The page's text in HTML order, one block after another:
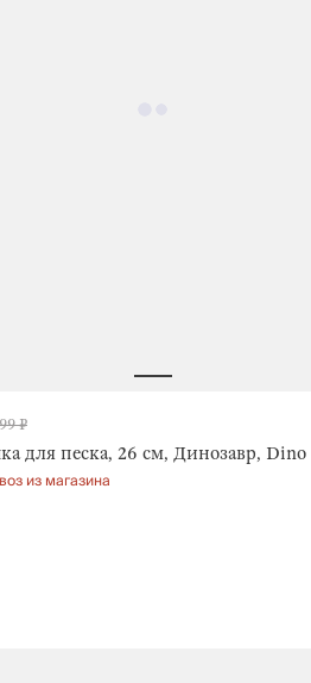
₽
для песка, 26 см, Динозавр, Dino
из магазина